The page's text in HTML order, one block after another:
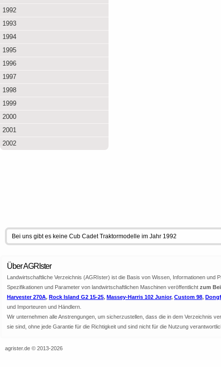
1992
1993
1994
1995
1996
1997
1998
1999
2000
2001
2002
Bei uns gibt es keine Cub Cadet Traktormodelle im Jahr 1992
Über AGRIster
Landwirtschaftliche Verzeichnis (AGRIster) ist die Basis von Wissen, Informationen
Spezifikationen und Parameter von landwirtschaftlichen Maschinen veröffentlicht zum
Harvester 270A, Rock Island G2 15-25, Massey-Harris 102 Junior, Custom 98,
und Importeuren und Händlern.
Wir unternehmen alle Anstrengungen, um sicherzustellen, dass die in dem Verzeichnis
sie sind, ohne jede Garantie für die Richtigkeit und sind nicht für die Nutzung
agrister.de © 2013-2026